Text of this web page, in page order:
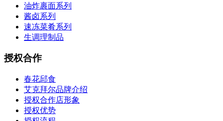
油炸裹面系列
酱卤系列
速冻菜肴系列
生调理制品
授权合作
春花邱食
艾克拜尔品牌介绍
授权合作店形象
授权优势